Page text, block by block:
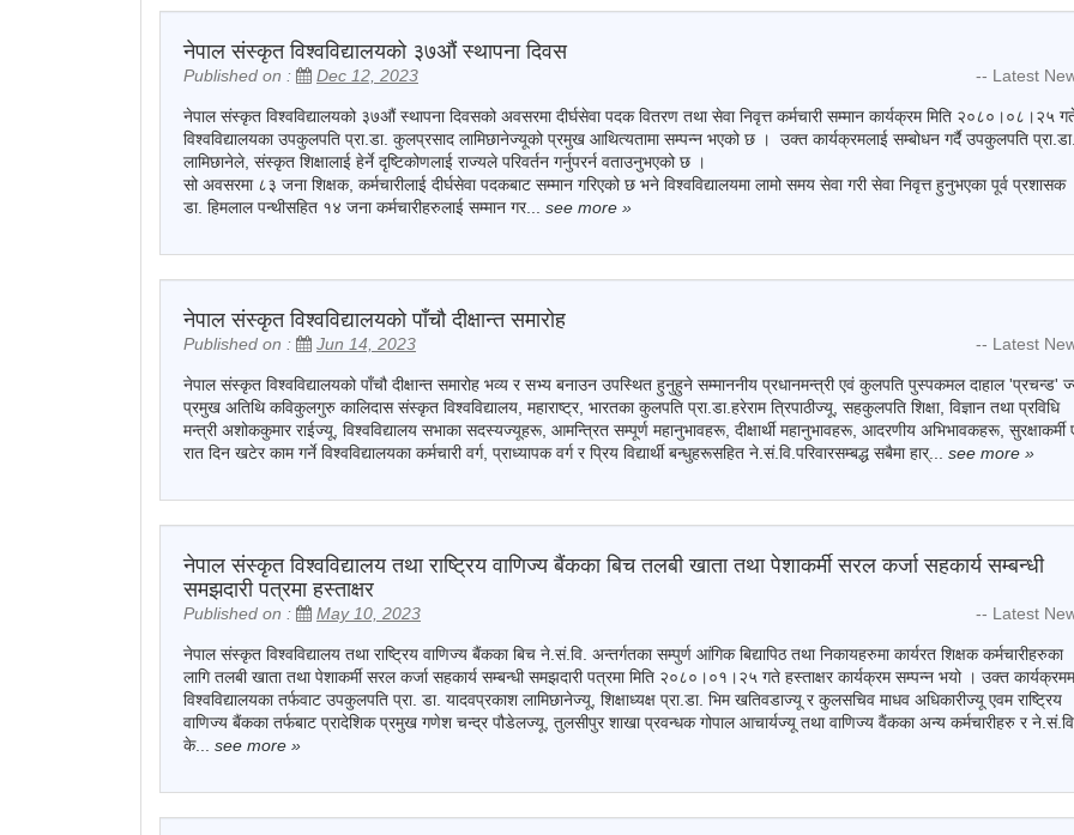
नेपाल संस्कृत विश्वविद्यालयको ३७अ‍ौं स्थापना दिवस
Published on : Dec 12, 2023 -- Latest
नेपाल संस्कृत विश्वविद्यालयको ३७अ‍ौं स्थापना दिवसको अवसरमा दीर्घसेवा पदक वितरण तथा सेवा निवृत्त कर्मचारी सम्मान कार्यक्रम मिति २०८०।०८।२५
विश्वविद्यालयका उपकुलपति प्रा.डा. कुलप्रसाद लामिछानेज्यूको प्रमुख आथित्यतामा सम्पन्न भएको छ । उक्त कार्यक्रमलाई सम्बोधन गर्दै उपकुलपति प्रा.डा.
लामिछानेले, संस्कृत शिक्षालाई हेर्ने दृष्टिकोणलाई राज्यले परिवर्तन गर्नुपरर्न वताउनुभएको छ ।
सो अवसरमा ८३ जना शिक्षक, कर्मचारीलाई दीर्घसेवा पदकबाट सम्मान गरिएको छ भने विश्वविद्यालयमा लामो समय सेवा गरी सेवा निवृत्त हुनुभएका पूर्व प्रशासक
डा. हिमलाल पन्थीसहित १४ जना कर्मचारीहरुलाई सम्मान गर...
see more »
नेपाल संस्कृत विश्वविद्यालयको पाँचौ दीक्षान्त समारोह
Published on : Jun 14, 2023 -- Latest
नेपाल संस्कृत विश्वविद्यालयको पाँचौ दीक्षान्त समारोह भव्य र सभ्य बनाउन उपस्थित हुनुहुने सम्माननीय प्रधानमन्त्री एवं कुलपति पुस्पकमल दाहाल 'प्रचन्ड'
प्रमुख अतिथि कविकुलगुरु कालिदास संस्कृत विश्वविद्यालय, महाराष्ट्र, भारतका कुलपति प्रा.डा.हरेराम त्रिपाठीज्यू, सहकुलपति शिक्षा, विज्ञान तथा प्रविधि
मन्त्री अशोककुमार राईज्यू, विश्वविद्यालय सभाका सदस्यज्यूहरू, आमन्त्रित सम्पूर्ण महानुभावहरू, दीक्षार्थी महानुभावहरू, आदरणीय अभिभावकहरू, सुरक्षाकर्मी
रात दिन खटेर काम गर्ने विश्वविद्यालयका कर्मचारी वर्ग, प्राध्यापक वर्ग र प्रिय विद्यार्थी बन्धुहरूसहित ने.सं.वि.परिवारसम्बद्ध सबैमा हार्...
see more »
नेपाल संस्कृत विश्वविद्यालय तथा राष्ट्रिय वाणिज्य बैंकका बिच तलबी खाता तथा पेशाकर्मी सरल कर्जा सहकार्य सम्बन्धी
समझदारी पत्रमा हस्ताक्षर
Published on : May 10, 2023 -- Latest
नेपाल संस्कृत विश्वविद्यालय तथा राष्ट्रिय वाणिज्य बैंकका बिच ने.सं.वि. अन्तर्गतका सम्पुर्ण आंगिक बिद्यापिठ तथा निकायहरुमा कार्यरत शिक्षक कर्मचारीहरुका
लागि तलबी खाता तथा पेशाकर्मी सरल कर्जा सहकार्य सम्बन्धी समझदारी पत्रमा मिति २०८०।०१।२५ गते हस्ताक्षर कार्यक्रम सम्पन्न भयो । उक्त
विश्वविद्यालयका तर्फवाट उपकुलपति प्रा. डा. यादवप्रकाश लामिछानेज्यू, शिक्षाध्यक्ष प्रा.डा. भिम खतिवडाज्यू र कुलसचिव माधव अधिकारीज्यू एवम राष्ट्रिय
वाणिज्य बैंकका तर्फबाट प्रादेशिक प्रमुख गणेश चन्द्र पौडेलज्यू, तुलसीपुर शाखा प्रवन्धक गोपाल आचार्यज्यू तथा वाणिज्य वैंकका अन्य कर्मचारीहरु र ने.सं.वि.
के...
see more »